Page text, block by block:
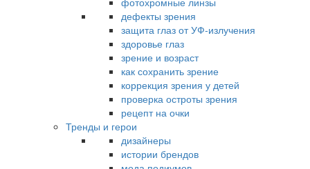
дефекты зрения
защита глаз от УФ-излучения
здоровье глаз
зрение и возраст
как сохранить зрение
коррекция зрения у детей
проверка остроты зрения
рецепт на очки
Тренды и герои
дизайнеры
истории брендов